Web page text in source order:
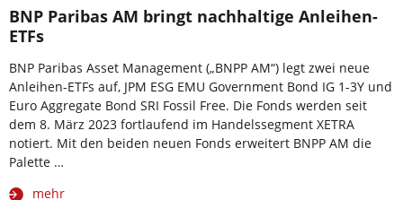
BNP Paribas AM bringt nachhaltige Anleihen-
ETFs
BNP Paribas Asset Management („BNPP AM“) legt zwei neue
Anleihen-ETFs auf, JPM ESG EMU Government Bond IG 1-3Y und
Euro Aggregate Bond SRI Fossil Free. Die Fonds werden seit
dem 8. März 2023 fortlaufend im Handelssegment XETRA
notiert. Mit den beiden neuen Fonds erweitert BNPP AM die
Palette …
mehr